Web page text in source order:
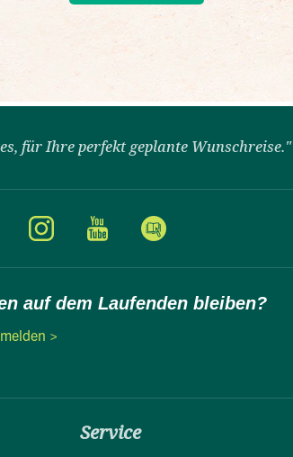
für Ihre perfekt geplante Wunschreise."
auf dem Laufenden bleiben?
>
Service